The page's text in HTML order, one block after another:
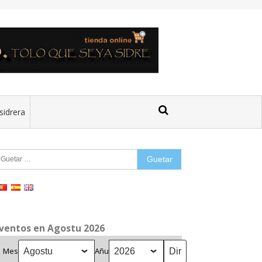
en Agostu 2026
Mes Añu